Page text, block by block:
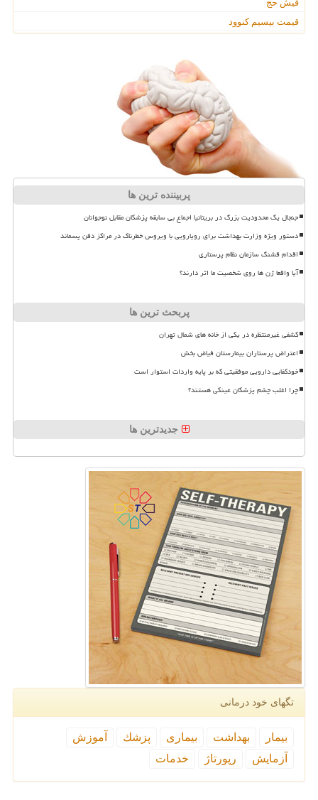
فیش حج
قیمت بیسیم کنوود
پربیننده ترین ها
جنجال یک محدودیت بزرگ در بریتانیا اجماع بی سابقه پزشکان مقابل نوجوانان
دستور ویژه وزارت بهداشت برای رویارویی با ویروس خطرناک در مراکز دفن پسماند
اقدام قشنگ سازمان نظام پرستاری
آیا واقعا ژن ها روی شخصیت ما اثر دارند؟
پربحث ترین ها
کشفی غیرمنتظره در یکی از خانه های شمال تهران
اعتراض پرستاران بیمارستان فیاض بخش
خودکفایی دارویی موفقیتی که بر پایه واردات استوار است
چرا اغلب چشم پزشکان عینکی هستند؟
جدیدترین ها
تگهای خود درمانی
بیمار بهداشت بیماری پزشك
آموزش
آزمایش
رپورتاژ خدمات